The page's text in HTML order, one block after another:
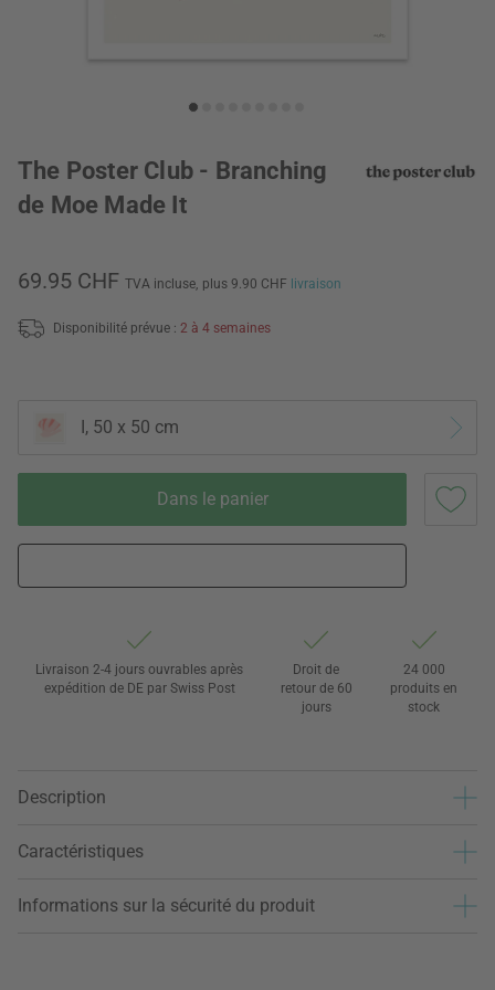
The Poster Club - Branching
de Moe Made It
69.95 CHF TVA incluse, plus 9.90 CHF livraison
Disponibilité prévue : 2 à 4 semaines
I, 50 x 50 cm
Dans le panier
Livraison 2-4 jours ouvrables après
expédition de DE par Swiss Post
Droit de
retour de 60
jours
24 000
produits en
stock
Description
Caractéristiques
Informations sur la sécurité du produit